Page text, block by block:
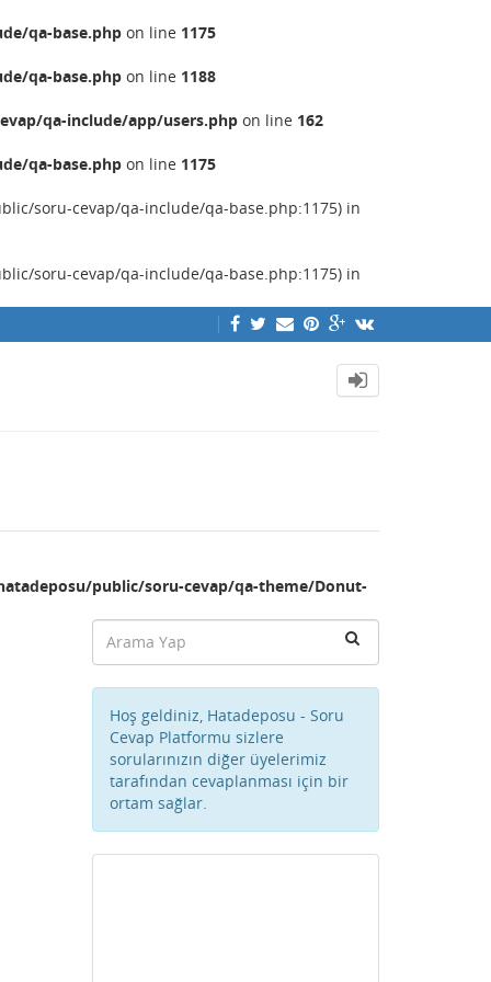
qa-base.php on line 1175
qa-base.php on line 1188
qa-include/app/users.php on line 162
qa-base.php on line 1175
soru-cevap/qa-include/qa-base.php:1175) in
soru-cevap/qa-include/qa-base.php:1175) in
public/soru-cevap/qa-theme/Donut-
Hoş geldiniz, Hatadeposu - Soru
Cevap Platformu sizlere
sorularınızın diğer üyelerimiz
tarafından cevaplanması için bir
ortam sağlar.